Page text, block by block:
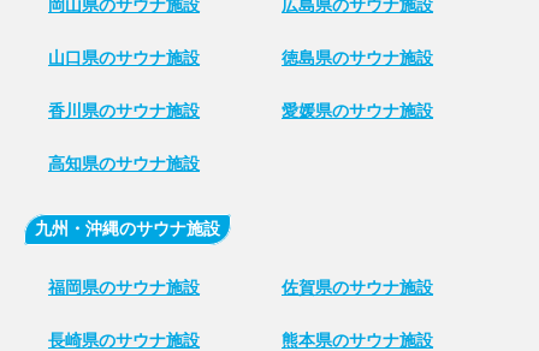
岡山県のサウナ施設 広島県のサウナ施設
山口県のサウナ施設 徳島県のサウナ施設
香川県のサウナ施設 愛媛県のサウナ施設
高知県のサウナ施設
九州・沖縄のサウナ施設
福岡県のサウナ施設 佐賀県のサウナ施設
長崎県のサウナ施設 熊本県のサウナ施設